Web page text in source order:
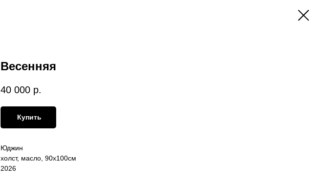
Весенняя
40 000 р.
Купить
Юджин
холст, масло, 90х100см
2026